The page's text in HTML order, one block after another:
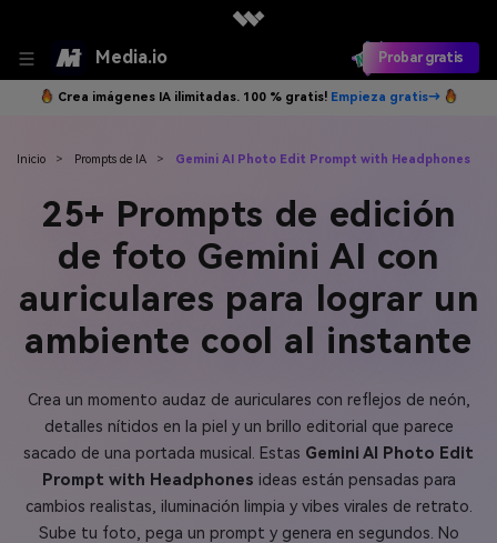
Media.io Probar gratis
Crea imágenes IA ilimitadas. 100 % gratis! Empieza gratis→
Inicio > Prompts de IA > Gemini AI Photo Edit Prompt with Headphones
25+ Prompts de edición
de foto Gemini AI con
auriculares para lograr un
ambiente cool al instante
Crea un momento audaz de auriculares con reflejos de neón,
detalles nítidos en la piel y un brillo editorial que parece
sacado de una portada musical. Estas Gemini AI Photo Edit
Prompt with Headphones ideas están pensadas para
cambios realistas, iluminación limpia y vibes virales de retrato.
Sube tu foto, pega un prompt y genera en segundos. No